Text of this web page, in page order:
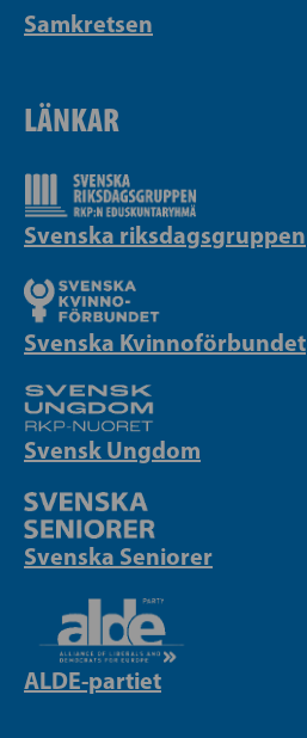
Samkretsen
LÄNKAR
Svenska riksdagsgruppen
Svenska Kvinnoförbundet
Svensk Ungdom
Svenska Seniorer
ALDE-partiet